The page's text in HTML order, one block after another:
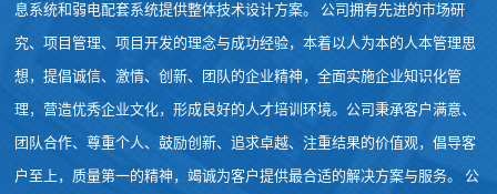
息系统和弱电配套系统提供整体技术设计方案。 公司拥有先进的市场研
究、项目管理、项目开发的理念与成功经验，本着以人为本的人本管理思
想，提倡诚信、激情、创新、团队的企业精神，全面实施企业知识化管
理，营造优秀企业文化，形成良好的人才培训环境。公司秉承客户满意、
团队合作、尊重个人、鼓励创新、追求卓越、注重结果的价值观，倡导客
户至上，质量第一的精神，竭诚为客户提供最合适的解决方案与服务。 公